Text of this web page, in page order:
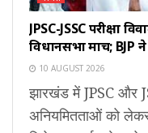
JPSC-JSSC परीक्षा
विधानसभा मार्च; BJP
10 AUGUST 2026
झारखंड में JPSC और
अनियमितताओं को लेकर